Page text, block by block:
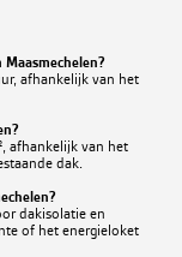
afhankelijk van het
afhankelijk van het
dak.
dakisolatie en
of het energieloket